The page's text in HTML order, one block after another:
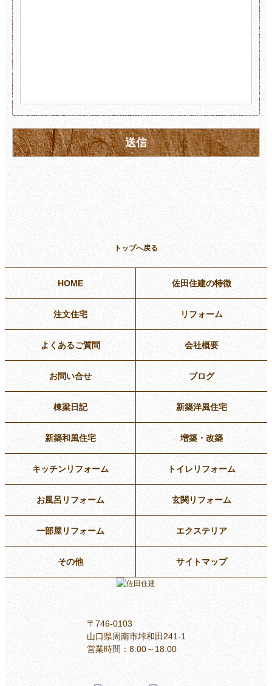
トップへ戻る
HOME 佐田住建の特徴
注文住宅 リフォーム
よくあるご質問 会社概要
お問い合せ ブログ
棟梁日記 新築洋風住宅
新築和風住宅 増築・改築
キッチンリフォーム トイレリフォーム
お風呂リフォーム 玄関リフォーム
一部屋リフォーム エクステリア
その他 サイトマップ
〒746-0103
山口県周南市垰和田241-1
営業時間：8:00～18:00